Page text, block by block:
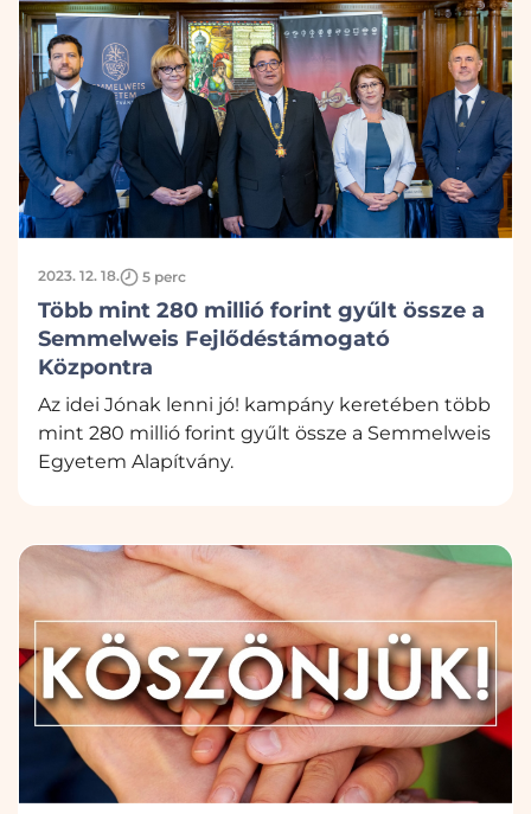
2023. 12. 18. 5 perc
Több mint 280 millió forint gyűlt össze a
Semmelweis Fejlődéstámogató
Központra
Az idei Jónak lenni jó! kampány keretében több
mint 280 millió forint gyűlt össze a Semmelweis
Egyetem Alapítvány.